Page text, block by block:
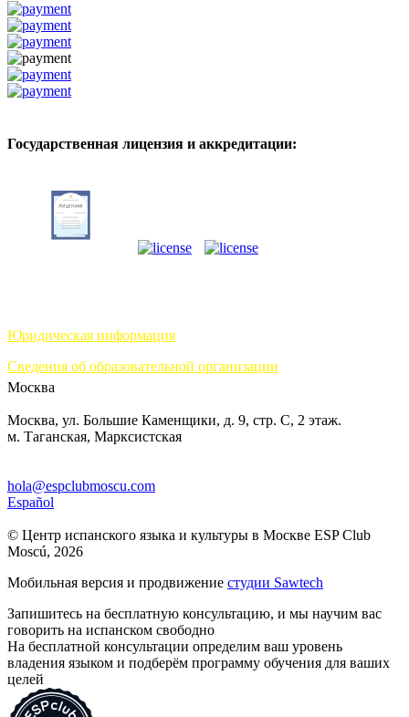
Государственная лицензия и аккредитации:
Юридическая информация
Сведения об образовательной организации
Москва
Москва, ул. Большие Каменщики, д. 9, стр. С, 2 этаж.
м. Таганская, Марксистская
hola@espclubmoscu.com
Español
© Центр испанского языка и культуры в Москве ESP Club
Moscú, 2026
Мобильная версия и продвижение студии Sawtech
Запишитесь на бесплатную консультацию, и мы научим вас
говорить на испанском свободно
На бесплатной консультации определим ваш уровень
владения языком и подберём программу обучения для ваших
целей